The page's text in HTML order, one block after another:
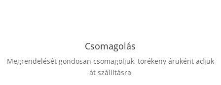
Csomagolás
Megrendelését gondosan csomagoljuk, törékeny áruként adjuk
át szállításra